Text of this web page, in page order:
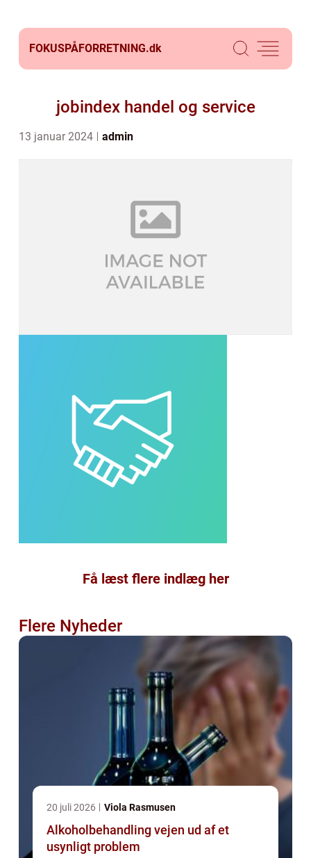
FOKUSPÅFORRETNING.dk
jobindex handel og service
13 januar 2024 admin
Få læst flere indlæg her
Flere Nyheder
20 juli 2026 Viola Rasmusen
Alkoholbehandling vejen ud af et
usynligt problem